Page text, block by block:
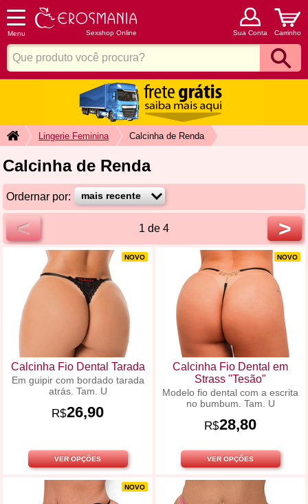
Menu Sexshop Online Sua Conta Carrinho
Lingerie Feminina Calcinha de Renda
Calcinha de Renda
Ordernar por:
< 1 de 4 >
NOVO
Calcinha Fio Dental Tarada
Em guipir com bordado tarada
atrás. Tam. U
R$26,90
VER OPÇÕES
NOVO
Calcinha Fio Dental em
Strass "Tesão"
Modelo fio dental com a escrita
no bumbum. Tam. U
R$28,80
VER OPÇÕES
NOVO